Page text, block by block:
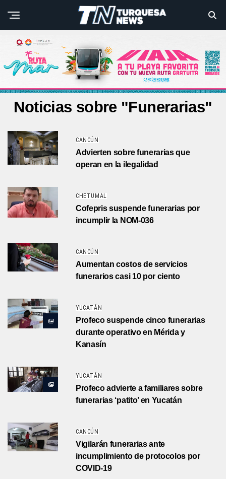
Noticias sobre "Funerarias"
CANCÚN
Advierten sobre funerarias que
operan en la ilegalidad
CHETUMAL
Cofepris suspende funerarias por
incumplir la NOM-036
CANCÚN
Aumentan costos de servicios
funerarios casi 10 por ciento
YUCATÁN
Profeco suspende cinco funerarias
durante operativo en Mérida y
Kanasín
YUCATÁN
Profeco advierte a familiares sobre
funerarias ‘patito’ en Yucatán
CANCÚN
Vigilarán funerarias ante
incumplimiento de protocolos por
COVID-19